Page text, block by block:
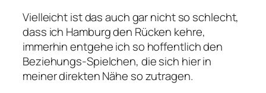
Vielleicht ist das auch gar nicht so schlecht,
dass ich Hamburg den Rücken kehre,
immerhin entgehe ich so hoffentlich den
Beziehungs-Spielchen, die sich hier in
meiner direkten Nähe so zutragen.